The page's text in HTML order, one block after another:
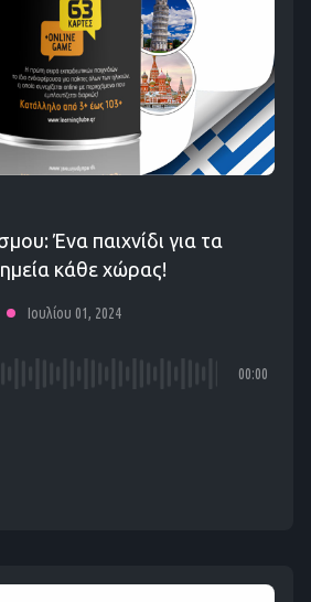
Ένα παιχνίδι για τα
κάθε χώρας!
Ιουλίου 01, 2024
00:00